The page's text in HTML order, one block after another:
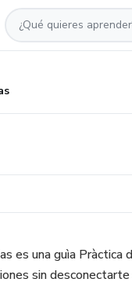
es una guìa Pràctica
sin